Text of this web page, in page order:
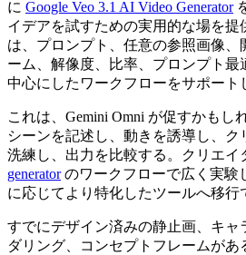
に Google Veo 3.1 AI Video Generator
イデアを試すための実用的な場を提
は、プロンプト、任意の参照画像、
ーム、解像度、比率、プロンプト最
中心にしたワークフローをサポート
これは、Gemini Omni が促すかもし
シーンを記述し、動きを誘導し、ク
洗練し、出力を比較する。クリエイ
generatorのワークフローで広く実験
に応じてより特化したツールへ移行
すでにデザイン済みの静止画、キャ
ダリング、コンセプトフレームがあ